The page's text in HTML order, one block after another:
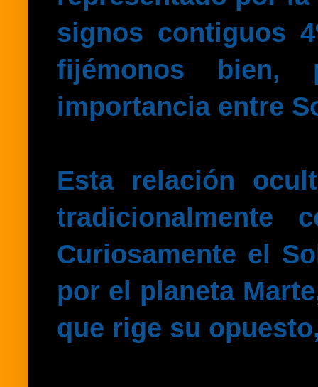
signos contiguos
fijémonos
importancia entre
Esta relación
tradicionalmente
Curiosamente el
por el planeta
que rige su